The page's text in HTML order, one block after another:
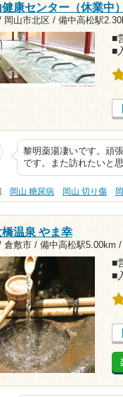
康センター（休業中）
岡山市北区 / 備中高松駅
■
■
黎明薬湯凄いです。頑
です。また訪れたいと思
岡山 糖尿病 岡山 切り傷
温泉 やま幸
倉敷市 / 備中高松駅5.00km /
■
■